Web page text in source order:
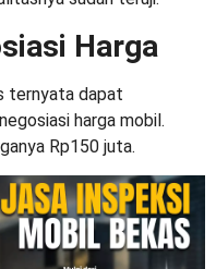
Harga
ternyata dapat
harga mobil.
Rp150 juta.